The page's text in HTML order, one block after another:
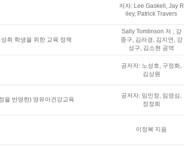
저자: Lee Gaskell, Jay R
iley, Patrick Travers
취 학생을 위한 교육 정책
Sally Tomlinson 저 ; 강
종구, 김라경, 김지연, 강
성구, 김소현 공역
공저자: 노성호, 구정화,
김상원
을 반영한) 영유아건강교육
공저자: 임민정, 임영심,
정정희
이정복 지음